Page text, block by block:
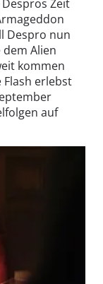
Zeit
Despro nun
Alien
kommen
Flash erlebst
auf